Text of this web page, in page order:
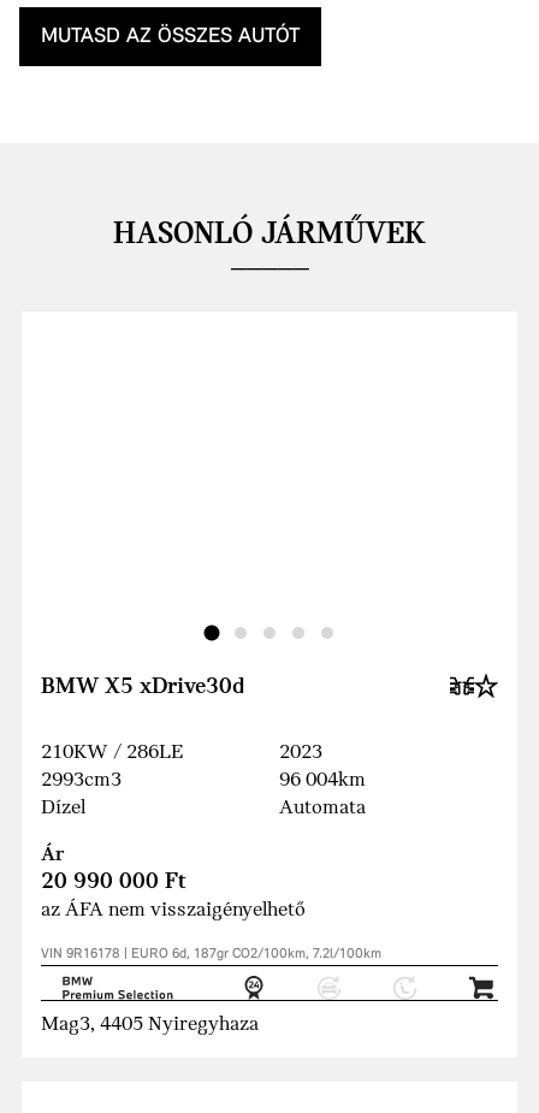
MUTASD AZ ÖSSZES AUTÓT
HASONLÓ JÁRMŰVEK
BMW X5 xDrive30d
210KW / 286LE
2993cm3
Dízel
2023
96 004km
Automata
Ár
20 990 000 Ft
az ÁFA nem visszaigényelhető
VIN 9R16178 | EURO 6d, 187gr CO2/100km, 7.2l/100km
Mag3, 4405 Nyiregyhaza